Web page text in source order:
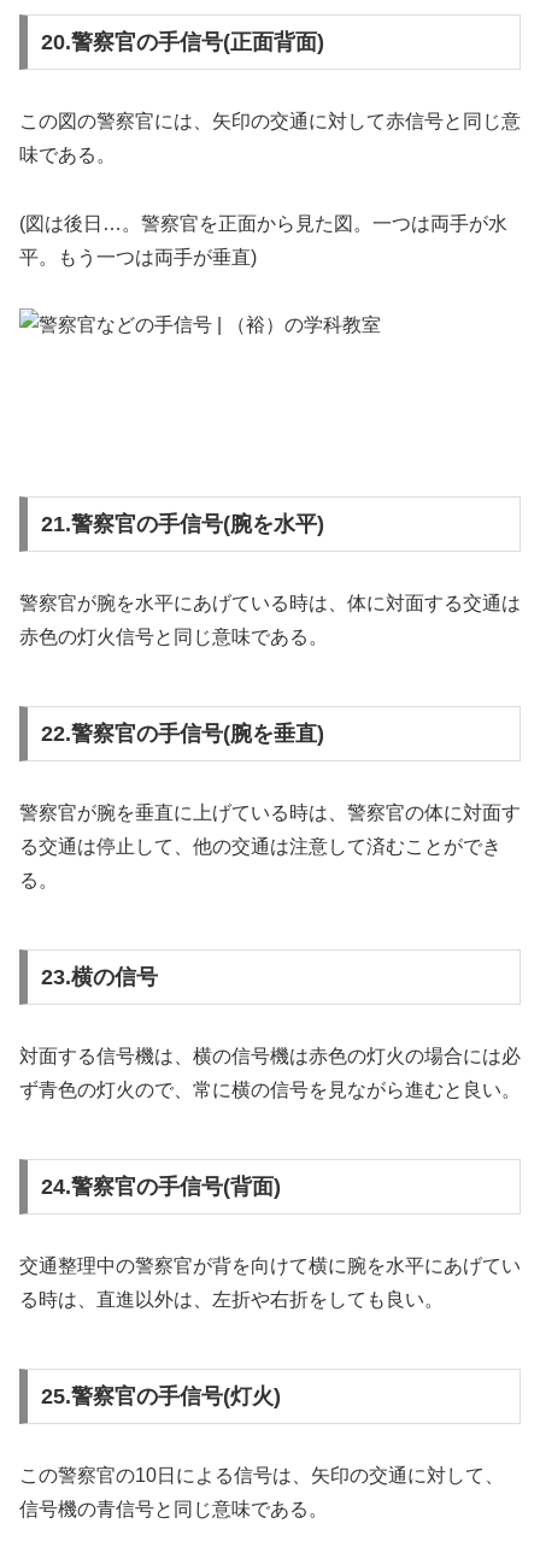
20.警察官の手信号(正面背面)
この図の警察官には、矢印の交通に対して赤信号と同じ意
味である。
(図は後日…。警察官を正面から見た図。一つは両手が水
平。もう一つは両手が垂直)
21.警察官の手信号(腕を水平)
警察官が腕を水平にあげている時は、体に対面する交通は
赤色の灯火信号と同じ意味である。
22.警察官の手信号(腕を垂直)
警察官が腕を垂直に上げている時は、警察官の体に対面す
る交通は停止して、他の交通は注意して済むことができ
る。
23.横の信号
対面する信号機は、横の信号機は赤色の灯火の場合には必
ず青色の灯火ので、常に横の信号を見ながら進むと良い。
24.警察官の手信号(背面)
交通整理中の警察官が背を向けて横に腕を水平にあげてい
る時は、直進以外は、左折や右折をしても良い。
25.警察官の手信号(灯火)
この警察官の10日による信号は、矢印の交通に対して、
信号機の青信号と同じ意味である。